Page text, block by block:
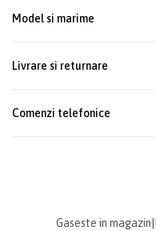
Model si marime
Livrare si returnare
Comenzi telefonice
Gaseste in magazin